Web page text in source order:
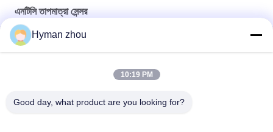
এনটিসি তাপমাত্রা সেন্সর
প্লাস্টিক ধাতু সহ ওয়াটার হিটার এনটিসি তাপমাত্রা সেন্সর 3950
এসি হিটার এনটিসি থার্মিস্টর তাপমাত্রা সেন্সর 10K 1% 3950 বিস্তৃত তাপমাত্রা পরিসীমা
Hyman zhou
10:19 PM
Good day, what product are you looking for?